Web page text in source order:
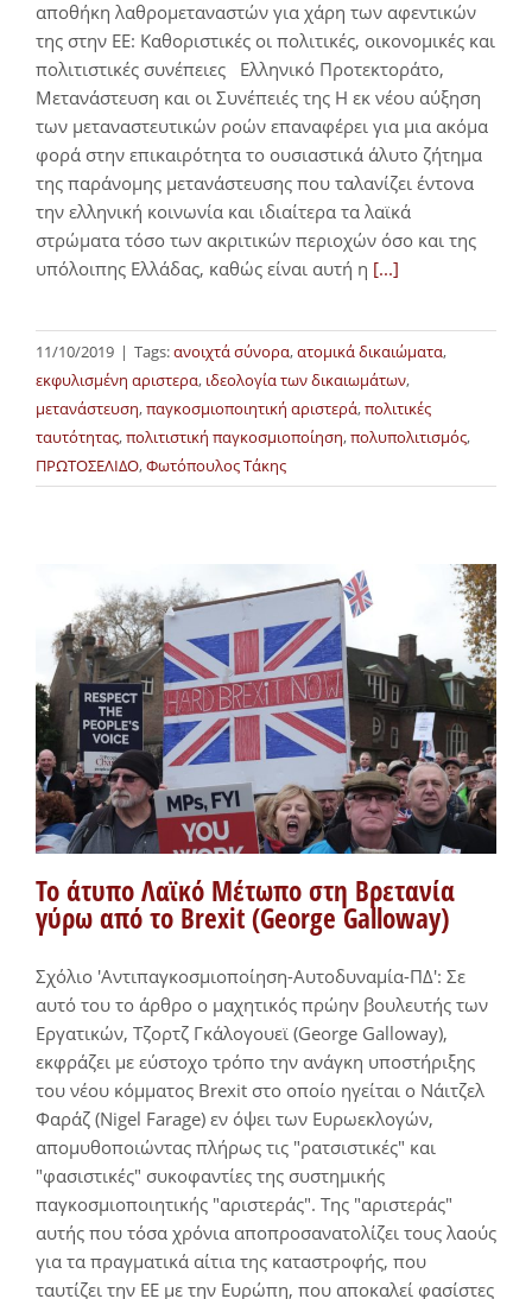
αποθήκη λαθρομεταναστών για χάρη των αφεντικών
της στην ΕΕ: Καθοριστικές οι πολιτικές, οικονομικές και
πολιτιστικές συνέπειες Ελληνικό Προτεκτοράτο,
Μετανάστευση και οι Συνέπειές της Η εκ νέου αύξηση
των μεταναστευτικών ροών επαναφέρει για μια ακόμα
φορά στην επικαιρότητα το ουσιαστικά άλυτο ζήτημα
της παράνομης μετανάστευσης που ταλανίζει έντονα
την ελληνική κοινωνία και ιδιαίτερα τα λαϊκά
στρώματα τόσο των ακριτικών περιοχών όσο και της
υπόλοιπης Ελλάδας, καθώς είναι αυτή η [...]
11/10/2019 | Tags:ανοιχτά σύνορα,ατομικά δικαιώματα,
εκφυλισμένη αριστερα, ιδεολογία των δικαιωμάτων,
μετανάστευση,παγκοσμιοποιητική αριστερά,πολιτικές
ταυτότητας,πολιτιστική παγκοσμιοποίηση,πολυπολιτισμός,
ΠΡΩΤΟΣΕΛΙΔΟ,Φωτόπουλος Τάκης
Το άτυπο Λαϊκό Μέτωπο στη Βρετανία
γύρω από το Brexit (George Galloway)
Σχόλιο 'Αντιπαγκοσμιοποίηση-Αυτοδυναμία-ΠΔ': Σε
αυτό του το άρθρο ο μαχητικός πρώην βουλευτής των
Εργατικών, Τζορτζ Γκάλογουεϊ (George Galloway),
εκφράζει με εύστοχο τρόπο την ανάγκη υποστήριξης
του νέου κόμματος Brexit στο οποίο ηγείται ο Νάιτζελ
Φαράζ (Nigel Farage) εν όψει των Ευρωεκλογών,
απομυθοποιώντας πλήρως τις "ρατσιστικές" και
"φασιστικές" συκοφαντίες της συστημικής
παγκοσμιοποιητικής "αριστεράς". Της "αριστεράς"
αυτής που τόσα χρόνια αποπροσανατολίζει τους λαούς
για τα πραγματικά αίτια της καταστροφής, που
ταυτίζει την ΕΕ με την Ευρώπη, που αποκαλεί φασίστες